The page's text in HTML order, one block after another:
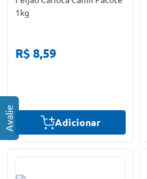
1kg
R$ 8,59
Adicionar